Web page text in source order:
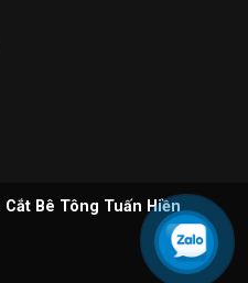
Cắt Bê Tông Tuấn Hiền